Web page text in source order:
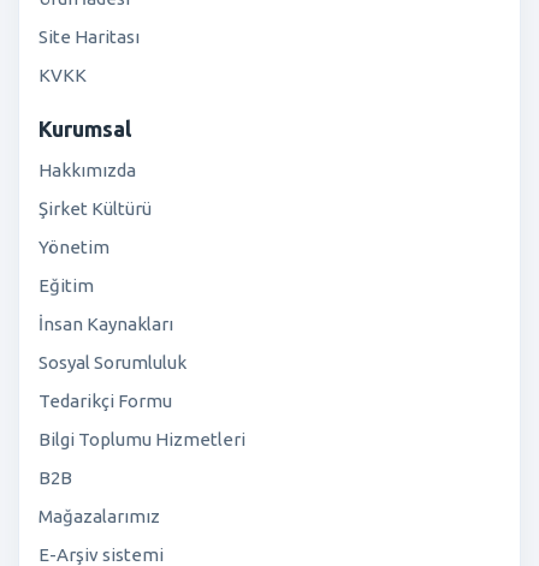
Site Haritası
KVKK
Kurumsal
Hakkımızda
Şirket Kültürü
Yönetim
Eğitim
İnsan Kaynakları
Sosyal Sorumluluk
Tedarikçi Formu
Bilgi Toplumu Hizmetleri
B2B
Mağazalarımız
E-Arşiv sistemi